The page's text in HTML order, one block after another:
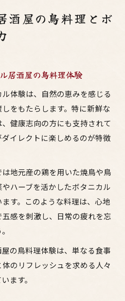
酒屋の鳥料理とボ
居酒屋の鳥料理体験
体験は、自然の恵みを感じる
をもたらします。特に新鮮な
健康志向の方にも支持されて
イレクトに楽しめるのが特徴
地元産の鶏を用いた焼鳥や鳥
ハーブを活かしたボタニカル
す。このような料理は、心地
感を刺激し、日常の疲れを忘
の鳥料理体験は、単なる食事
のリフレッシュを求める人々
ます。